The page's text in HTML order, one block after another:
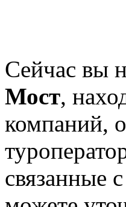
Сейчас вы
Мост,
компаний,
связанные